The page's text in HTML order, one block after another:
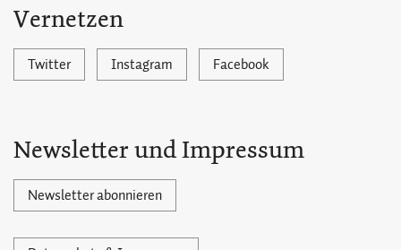
Vernetzen
Twitter Instagram Facebook
Newsletter und Impressum
Newsletter abonnieren